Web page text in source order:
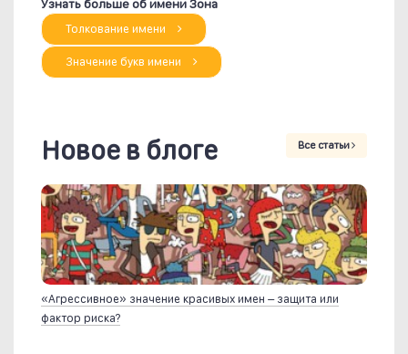
Узнать больше об имени Зона
Толкование имени
Значение букв имени
Новое в блоге Все статьи
«Агрессивное» значение красивых имен – защита или
фактор риска?